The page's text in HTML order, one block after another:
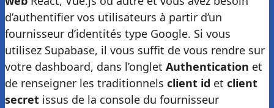
d’authentifier vos utilisateurs à partir d’un
fournisseur d’identités type Google. Si vous
utilisez Supabase, il vous suffit de vous rendre sur
votre dashboard, dans l’onglet Authentication et
de renseigner les traditionnels client id et client
secret issus de la console du fournisseur